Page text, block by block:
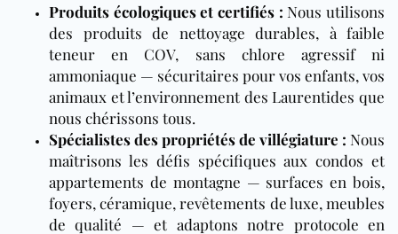
Produits écologiques et certifiés : Nous utilisons
des produits de nettoyage durables, à faible
teneur en COV, sans chlore agressif ni
ammoniaque — sécuritaires pour vos enfants, vos
animaux et l’environnement des Laurentides que
nous chérissons tous.
Spécialistes des propriétés de villégiature : Nous
maîtrisons les défis spécifiques aux condos et
appartements de montagne — surfaces en bois,
foyers, céramique, revêtements de luxe, meubles
de qualité — et adaptons notre protocole en